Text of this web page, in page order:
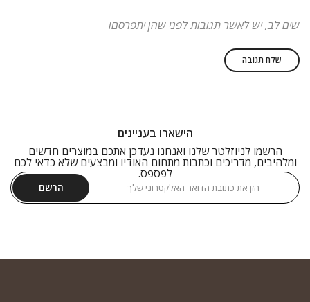
שים לב, יש לאשר תגובות לפני שהן יתפרסםו
הישארו בעניינים
הרשמו לניוזלטר שלנו ואנחנו נעדכן אתכם במוצרים חדשים
ומלהיבים, מדריכים וכתבות מתחום האודיו ומבצעים שלא כדאי לכם
לפספס.
הרשם